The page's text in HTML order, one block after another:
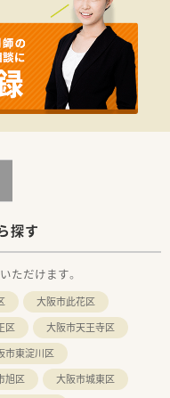
名体制で薬局を運営してい
で、健康サポート薬局とし
います。
家庭の事情やご希望の働
けます。
探す
ただけます。
大阪市此花区
区
大阪市天王寺区
市東淀川区
旭区
大阪市城東区